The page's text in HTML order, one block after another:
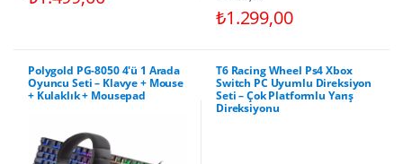
₺1.299,00
Polygold PG-8050 4'ü 1 Arada
Oyuncu Seti – Klavye + Mouse
+ Kulaklık + Mousepad
T6 Racing Wheel Ps4 Xbox
Switch PC Uyumlu Direksiyon
Seti – Çok Platformlu Yarış
Direksiyonu